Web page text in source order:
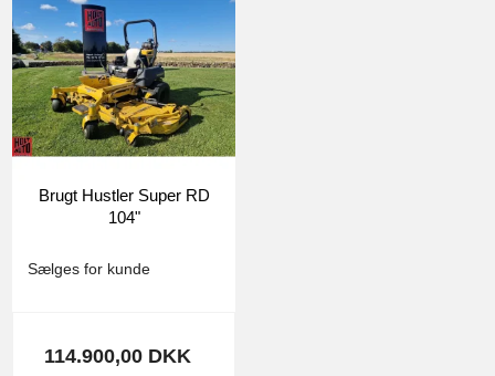
Brugt Hustler Super RD
104"
4865
Sælges for kunde
114.900,00 DKK